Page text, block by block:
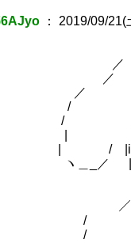
： 2019/09/21(
─-
＿
│ ／
| ./ /
| . / /
| .
|i:::::::::::::::i
/ /
Wﾚ
一
す (1)